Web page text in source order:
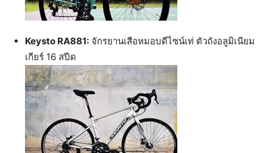
Keysto RA881: จักรยานเสือหมอบดีไซน์เท่ ตัวถังอลูมิเนียม
เกียร์ 16 สปีด